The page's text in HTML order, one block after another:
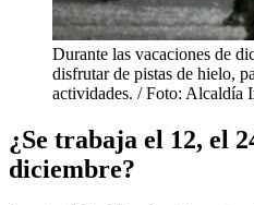
Durante las vacaciones de
disfrutar de pistas de hielo,
actividades. / Foto: Alcaldía
¿Se trabaja el 12, el
diciembre?